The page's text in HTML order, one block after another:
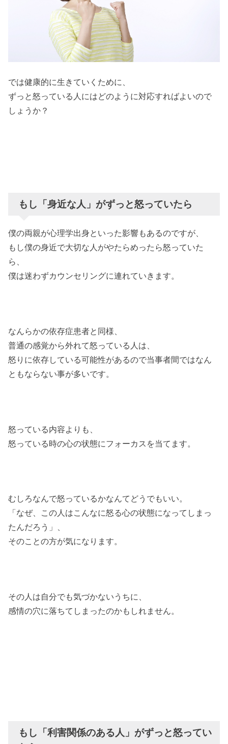
では健康的に生きていくために、
ずっと怒っている人にはどのように対応すればよいので
しょうか？
もし「身近な人」がずっと怒っていたら
僕の両親が心理学出身といった影響もあるのですが、
もし僕の身近で大切な人がやたらめったら怒っていた
ら、
僕は迷わずカウンセリングに連れていきます。
なんらかの依存症患者と同様、
普通の感覚から外れて怒っている人は、
怒りに依存している可能性があるので当事者間ではなん
ともならない事が多いです。
怒っている内容よりも、
怒っている時の心の状態にフォーカスを当てます。
むしろなんで怒っているかなんてどうでもいい。
「なぜ、この人はこんなに怒る心の状態になってしまっ
たんだろう」、
そのことの方が気になります。
その人は自分でも気づかないうちに、
感情の穴に落ちてしまったのかもしれません。
もし「利害関係のある人」がずっと怒ってい